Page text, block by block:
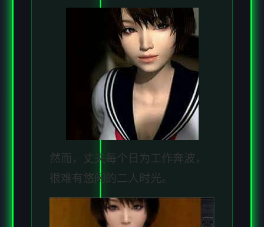
然而，丈夫每个日为工作奔波，
很难有悠闲的二人时光。